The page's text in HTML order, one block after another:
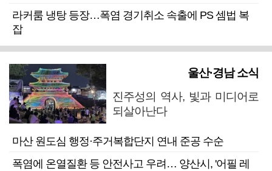
라커룸 냉탕 등장…폭염 경기취소 속출에 PS 셈법 복
잡
울산·경남 소식
진주성의 역사, 빛과 미디어로
되살아난다
마산 원도심 행정·주거복합단지 연내 준공 수순
폭염에 온열질환 등 안전사고 우려… 양산시, '어필 레